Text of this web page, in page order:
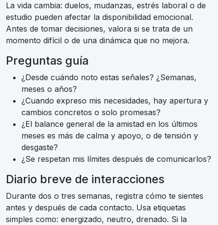
La vida cambia: duelos, mudanzas, estrés laboral o de
estudio pueden afectar la disponibilidad emocional.
Antes de tomar decisiones, valora si se trata de un
momento difícil o de una dinámica que no mejora.
Preguntas guía
¿Desde cuándo noto estas señales? ¿Semanas,
meses o años?
¿Cuando expreso mis necesidades, hay apertura y
cambios concretos o solo promesas?
¿El balance general de la amistad en los últimos
meses es más de calma y apoyo, o de tensión y
desgaste?
¿Se respetan mis límites después de comunicarlos?
Diario breve de interacciones
Durante dos o tres semanas, registra cómo te sientes
antes y después de cada contacto. Usa etiquetas
simples como: energizado, neutro, drenado. Si la